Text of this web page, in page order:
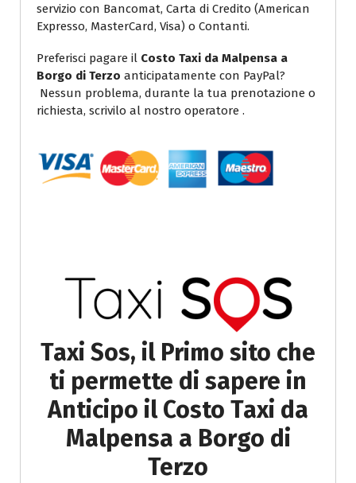
servizio con Bancomat, Carta di Credito (American
Expresso, MasterCard, Visa) o Contanti.
Preferisci pagare il Costo Taxi da Malpensa a
Borgo di Terzo anticipatamente con PayPal?
Nessun problema, durante la tua prenotazione o
richiesta, scrivilo al nostro operatore .
Taxi Sos, il Primo sito che
ti permette di sapere in
Anticipo il Costo Taxi da
Malpensa a Borgo di
Terzo